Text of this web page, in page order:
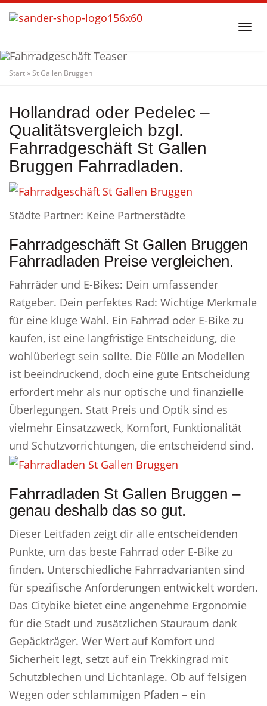
Skip
to
content
Start»St Gallen Bruggen
Hollandrad oder Pedelec –
Qualitätsvergleich bzgl.
Fahrradgeschäft St Gallen
Bruggen Fahrradladen.
Städte Partner: Keine Partnerstädte
Fahrradgeschäft St Gallen Bruggen
Fahrradladen Preise vergleichen.
Fahrräder und E-Bikes: Dein umfassender
Ratgeber. Dein perfektes Rad: Wichtige Merkmale
für eine kluge Wahl. Ein Fahrrad oder E-Bike zu
kaufen, ist eine langfristige Entscheidung, die
wohlüberlegt sein sollte. Die Fülle an Modellen
ist beeindruckend, doch eine gute Entscheidung
erfordert mehr als nur optische und finanzielle
Überlegungen. Statt Preis und Optik sind es
vielmehr Einsatzzweck, Komfort, Funktionalität
und Schutzvorrichtungen, die entscheidend sind.
Fahrradladen St Gallen Bruggen –
genau deshalb das so gut.
Dieser Leitfaden zeigt dir alle entscheidenden
Punkte, um das beste Fahrrad oder E-Bike zu
finden. Unterschiedliche Fahrradvarianten sind
für spezifische Anforderungen entwickelt worden.
Das Citybike bietet eine angenehme Ergonomie
für die Stadt und zusätzlichen Stauraum dank
Gepäckträger. Wer Wert auf Komfort und
Sicherheit legt, setzt auf ein Trekkingrad mit
Schutzblechen und Lichtanlage. Ob auf felsigen
Wegen oder schlammigen Pfaden – ein